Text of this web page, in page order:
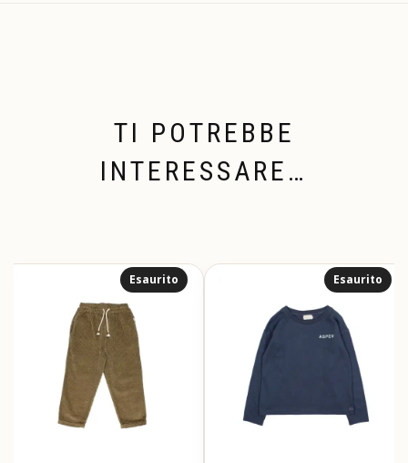
TI POTREBBE
INTERESSARE…
Esaurito Esaurito